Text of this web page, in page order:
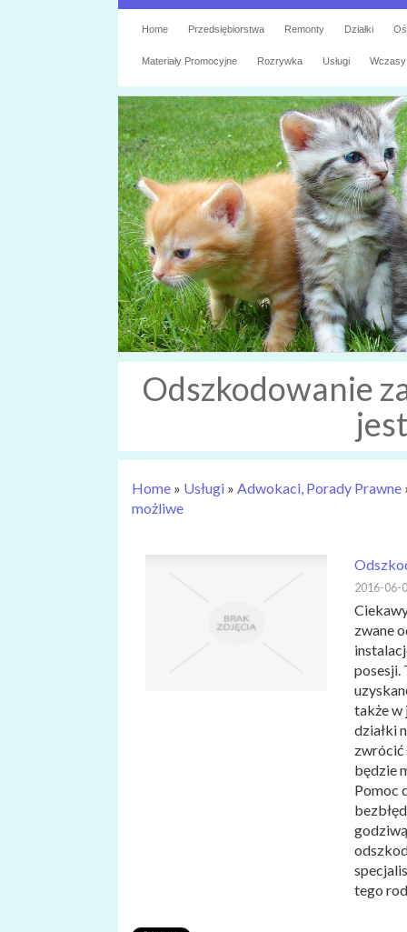
Home Przedsiębiorstwa Remonty Działki
Materiały Promocyjne Rozrywka Usługi Wczasy
Odszkodowanie
Home » Usługi » Adwokaci, Porady Prawne
możliwe
2016-06-
zwane
posesji.
także w
działki
zwrócić
będzie
Pomoc
tego